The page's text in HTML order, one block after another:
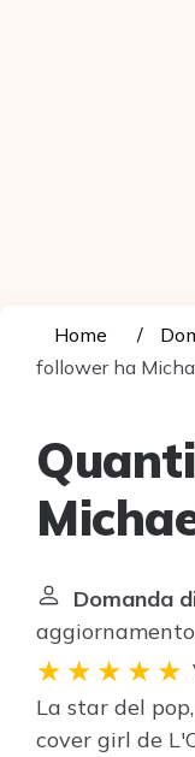
Home
follower ha
Domanda
La star del
cover girl de